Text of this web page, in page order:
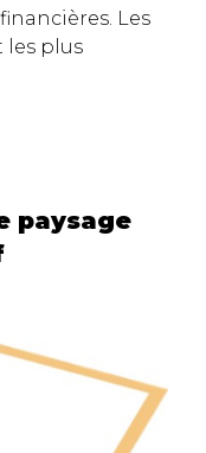
Les
les plus
paysage